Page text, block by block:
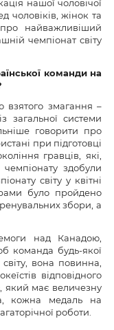
нашої чоловічої
чоловіків, жінок та
найважливіший
чемпіонат світу
команди на
змагання –
загальної системи
говорити про
при підготовці
гравців, які,
здобули
світу у квітні
було пройдено
збори, а
над Канадою,
команда будь-якої
вона повинна,
відповідного
який має величезну
кожна медаль на
роботи.